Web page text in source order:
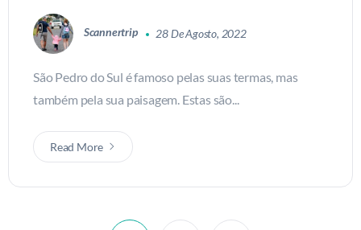
Scannertrip 28 De Agosto, 2022
São Pedro do Sul é famoso pelas suas termas, mas
também pela sua paisagem. Estas são...
Read More